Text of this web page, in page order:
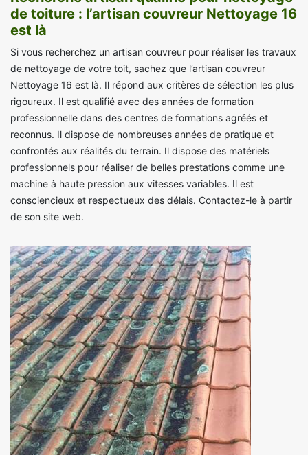
de toiture : l’artisan couvreur Nettoyage 16
est là
Si vous recherchez un artisan couvreur pour réaliser les travaux
de nettoyage de votre toit, sachez que l’artisan couvreur
Nettoyage 16 est là. Il répond aux critères de sélection les plus
rigoureux. Il est qualifié avec des années de formation
professionnelle dans des centres de formations agréés et
reconnus. Il dispose de nombreuses années de pratique et
confrontés aux réalités du terrain. Il dispose des matériels
professionnels pour réaliser de belles prestations comme une
machine à haute pression aux vitesses variables. Il est
consciencieux et respectueux des délais. Contactez-le à partir
de son site web.